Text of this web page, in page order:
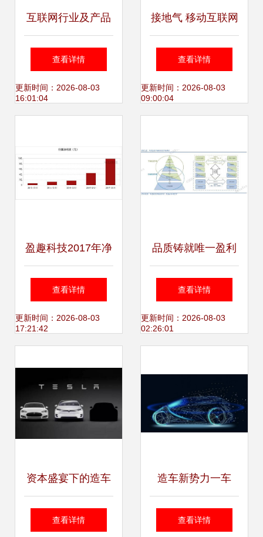
互联网行业及产品
经理分类 助力盈造
互联的全景解读
查看详情
更新时间：2026-08-03
16:01:04
接地气 移动互联网
产品的生存之道
查看详情
更新时间：2026-08-03
09:00:04
盈趣科技2017年净
利润9.84亿元，同
比增长120.86% 盈
造新篇章
查看详情
更新时间：2026-08-03
17:21:42
品质铸就唯一盈利
传奇 这家航空公司
如何以高品质构筑
生态
查看详情
更新时间：2026-08-03
02:26:01
资本盛宴下的造车
迷局 当互联网巨头
查看详情
造车新势力一车
难“求”！当年的
查看详情